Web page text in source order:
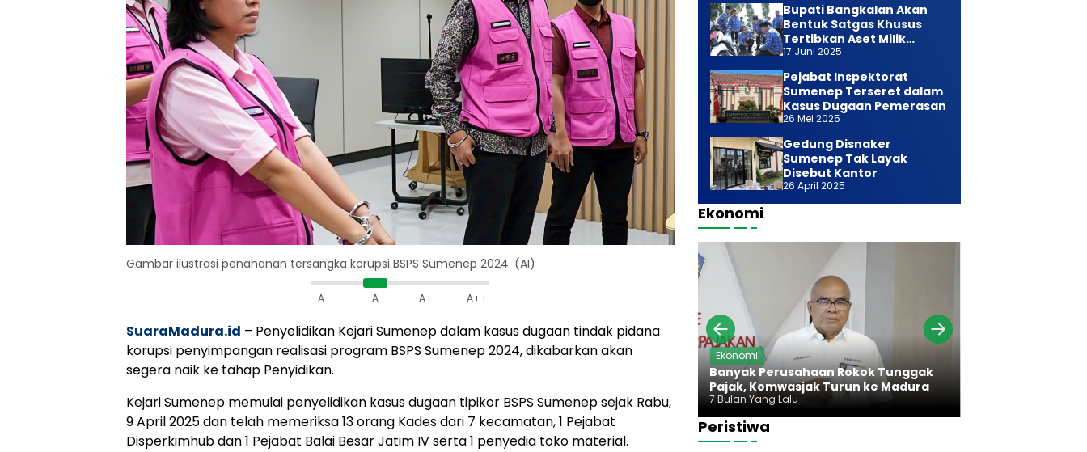
Gambar ilustrasi penahanan tersangka korupsi BSPS Sumenep 2024. (AI)
A- A A+ A++
SuaraMadura.id – Penyelidikan Kejari Sumenep dalam kasus dugaan tindak pidana
korupsi penyimpangan realisasi program BSPS Sumenep 2024, dikabarkan akan
segera naik ke tahap Penyidikan.
Kejari Sumenep memulai penyelidikan kasus dugaan tipikor BSPS Sumenep sejak Rabu,
9 April 2025 dan telah memeriksa 13 orang Kades dari 7 kecamatan, 1 Pejabat
Disperkimhub dan 1 Pejabat Balai Besar Jatim IV serta 1 penyedia toko material.
Bupati Bangkalan Akan
Bentuk Satgas Khusus
Tertibkan Aset Milik
Daerah
17 Juni 2025
Pejabat Inspektorat
Sumenep Terseret dalam
Kasus Dugaan Pemerasan
26 Mei 2025
Gedung Disnaker
Sumenep Tak Layak
Disebut Kantor
26 April 2025
Ekonomi
Ekonomi
Banyak Perusahaan Rokok Tunggak
Pajak, Komwasjak Turun ke Madura
7 Bulan Yang Lalu
Peristiwa